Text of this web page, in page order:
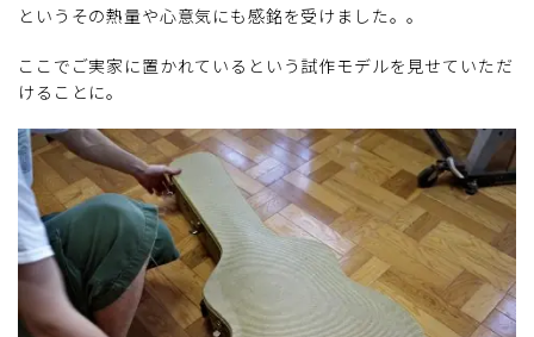
というその熱量や心意気にも感銘を受けました。。
ここでご実家に置かれているという試作モデルを見せていただ
けることに。